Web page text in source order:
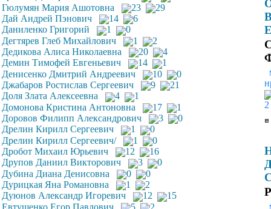
Гюлумян Мария Ашотовна
23
29
Дай Андрей Пэнович
14
6
Даниленко Григорий
1
0
Дегтярев Глеб Михайлович
1
2
Дедикова Алиса Николаевна
20
4
Демин Тимофей Евгеньевич
14
1
Денисенко Дмитрий Андреевич
10
0
Джабаров Ростислав Сергеевич
9
21
Доля Злата Алексеевна
4
1
Домонова Кристина Антоновна
17
1
Доровов Филипп Александрович
3
0
Дрелин Кирилл Сергеевич
1
0
Дрелин Кирилл Сергеевич/
1
0
Дробот Михаил Юрьевич
12
16
Друпов Даниил Викторович
3
0
Дубина Диана Денисовна
0
0
Дурицкая Яна Романовна
1
2
Дуюнов Александр Игоревич
12
15
Евтушенко Егор Павлович
5
2
2